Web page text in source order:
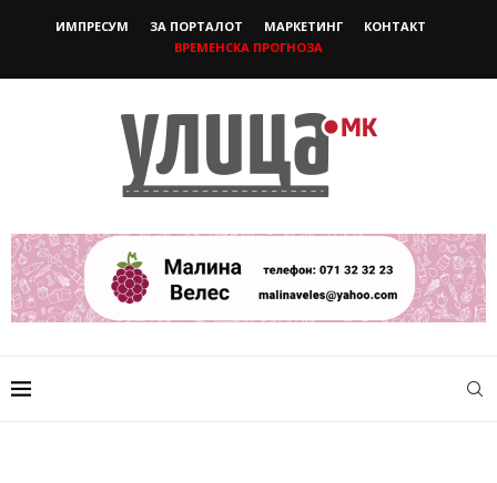
ИМПРЕСУМ ЗА ПОРТАЛОТ МАРКЕТИНГ
КОНТАКТ
ВРЕМЕНСКА ПРОГНОЗА